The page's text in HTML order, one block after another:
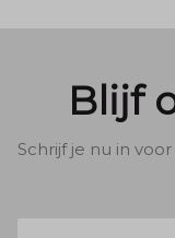
Blijf
Schrijf je nu in